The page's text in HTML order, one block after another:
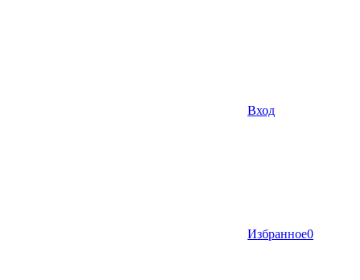
Вход
Избранное0